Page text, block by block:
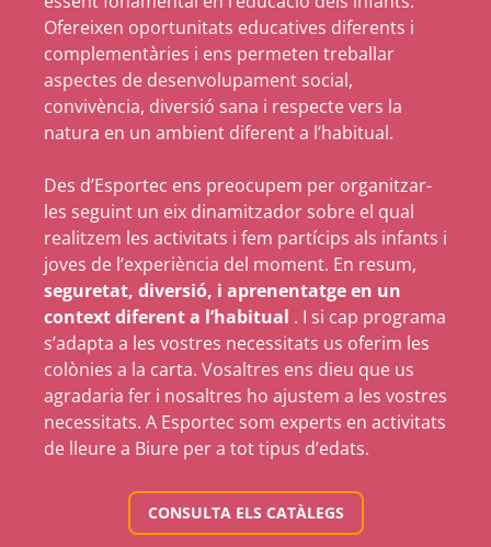
Ofereixen oportunitats educatives diferents i
complementàries i ens permeten treballar
aspectes de desenvolupament social,
convivència, diversió sana i respecte vers la
natura en un ambient diferent a l’habitual.
Des d’Esportec ens preocupem per organitzar-
les seguint un eix dinamitzador sobre el qual
realitzem les activitats i fem partícips als infants i
joves de l’experiència del moment. En resum,
seguretat, diversió, i aprenentatge en un
context diferent a l’habitual . I si cap programa
s’adapta a les vostres necessitats us oferim les
colònies a la carta. Vosaltres ens dieu que us
agradaria fer i nosaltres ho ajustem a les vostres
necessitats. A Esportec som experts en activitats
de lleure a Biure per a tot tipus d’edats.
CONSULTA ELS CATÀLEGS